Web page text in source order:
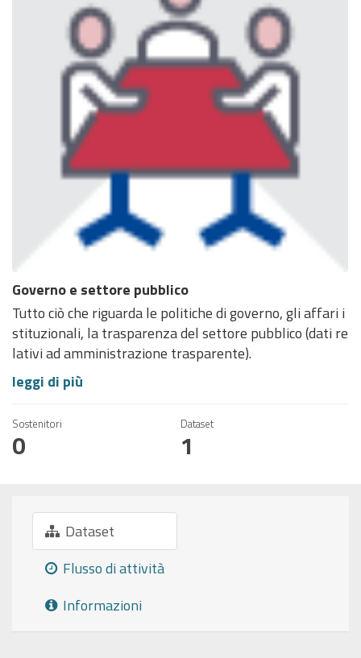
Governo e settore pubblico
Tutto ciò che riguarda le politiche di governo, gli affari i
stituzionali, la trasparenza del settore pubblico (dati re
lativi ad amministrazione trasparente).
leggi di più
Sostenitori
0
Dataset
1
Dataset
Flusso di attività
Informazioni